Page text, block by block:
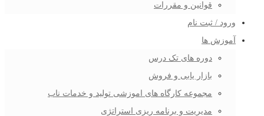
قوانین و مقررات
ورود / ثبت نام
آموزش ها
دوره های تک درس
بازار یابی و فروش
مجموعه کارگاه های اموزشی تولید و خدمات ناب
مدیریت و برنامه ریزی استراتژی